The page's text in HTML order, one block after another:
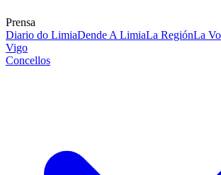
Prensa
Diario do LimiaDende A LimiaLa RegiónLa
Vigo
Concellos